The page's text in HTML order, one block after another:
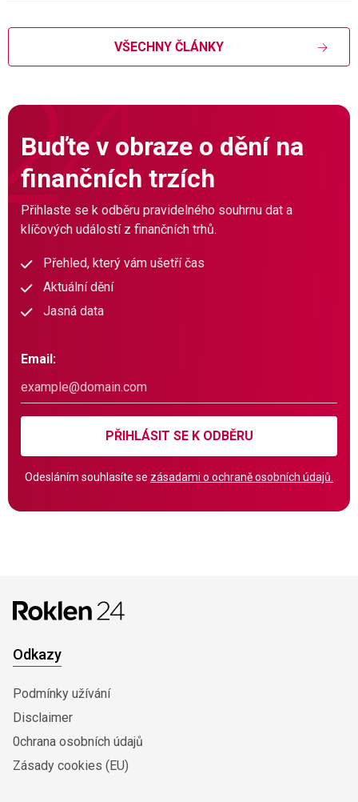
VŠECHNY ČLÁNKY
Buďte v obraze o dění na
finančních trzích
Přihlaste se k odběru pravidelného souhrnu dat a
klíčových událostí z finančních trhů.
Přehled, který vám ušetří čas
Aktuální dění
Jasná data
Email:
PŘIHLÁSIT SE K ODBĚRU
Odesláním souhlasíte se zásadami o ochraně osobních údajů.
Odkazy
Podmínky užívání
Disclaimer
0chrana osobních údajů
Zásady cookies (EU)